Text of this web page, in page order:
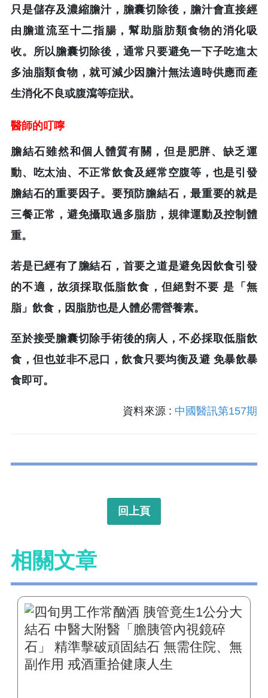
只是儲存及濃縮膽汁，膽囊切除後，膽汁會直接經
由膽道流至十二指腸，幫助脂肪類食物的消化吸
收。所以膽囊切除後，通常只要避免一下子吃進太
多油脂類食物，就可減少因膽汁無法適時供應而產
生消化不良或腹瀉等症狀。
醫師的叮嚀
膽結石雖然和個人體質有關，但是肥胖、缺乏運
動、吃太油、不正常飲食及經常空腹等，也是引發
膽結石的重要因子。要預防膽結石，最重要的就是
三餐正常，避免攝取過多脂肪，規律運動及控制體
重。
若是已經有了膽結石，首要之道是避免因飲食引發
的不適，故須採取低脂飲食，但絕對不要 是「無
脂」飲食，因脂肪也是人體必需營養素。
至於接受膽囊切除手術後的病人，不必採取低脂飲
食，但也並非不忌口，飲食只要均衡及避 免暴飲暴
食即可。
資料來源 : 中國醫訊第157期
回上頁
相關文章